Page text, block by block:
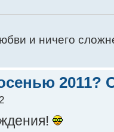
и ничего
2011?